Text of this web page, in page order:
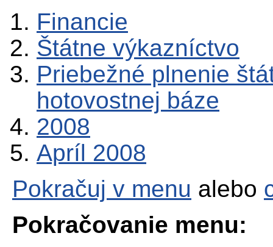
Financie
Štátne výkazníctvo
Priebežné plnenie
hotovostnej báze
2008
Apríl 2008
Pokračuj v menu alebo
Pokračovanie menu: